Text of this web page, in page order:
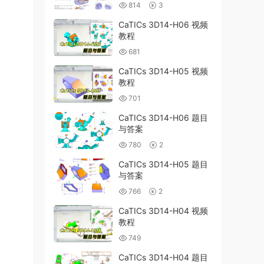
814 3
CaTICs 3D14-H06 视频
教程
681
CaTICs 3D14-H05 视频
教程
701
CaTICs 3D14-H06 题目
与答案
780 2
CaTICs 3D14-H05 题目
与答案
766 2
CaTICs 3D14-H04 视频
教程
749
CaTICs 3D14-H04 题目